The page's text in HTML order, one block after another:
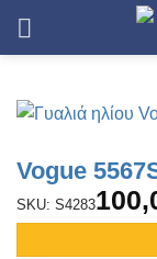
Vogue
SKU: S4283